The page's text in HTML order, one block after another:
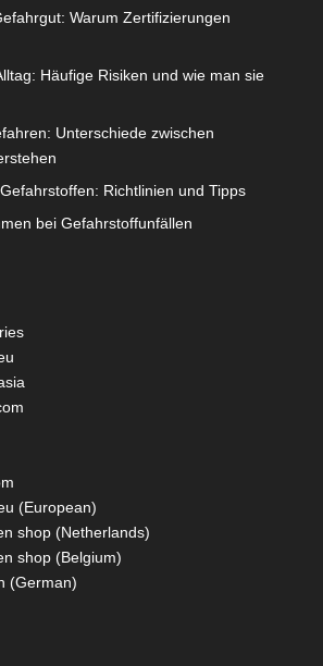
Warum Zertifizierungen
Häufige Risiken und wie man sie
Unterschiede zwischen
Richtlinien und Tipps
bei Gefahrstoffunfällen
(European)
shop (Netherlands)
shop (Belgium)
(German)